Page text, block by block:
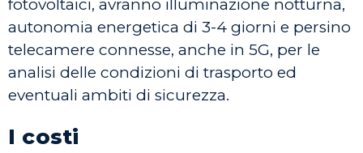
fotovoltaici, avranno illuminazione notturna,
autonomia energetica di 3-4 giorni e persino
telecamere connesse, anche in 5G, per le
analisi delle condizioni di trasporto ed
eventuali ambiti di sicurezza.
I costi